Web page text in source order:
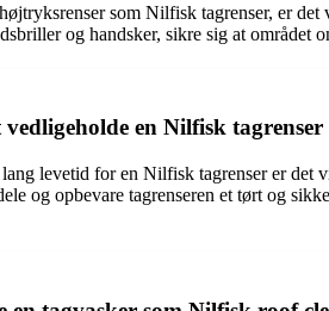
som Nilfisk tagrenser, er
og handsker, sikre sig at
en Nilfisk
levetid for en Nilfisk tagrenser er
og opbevare tagrenseren et tørt og